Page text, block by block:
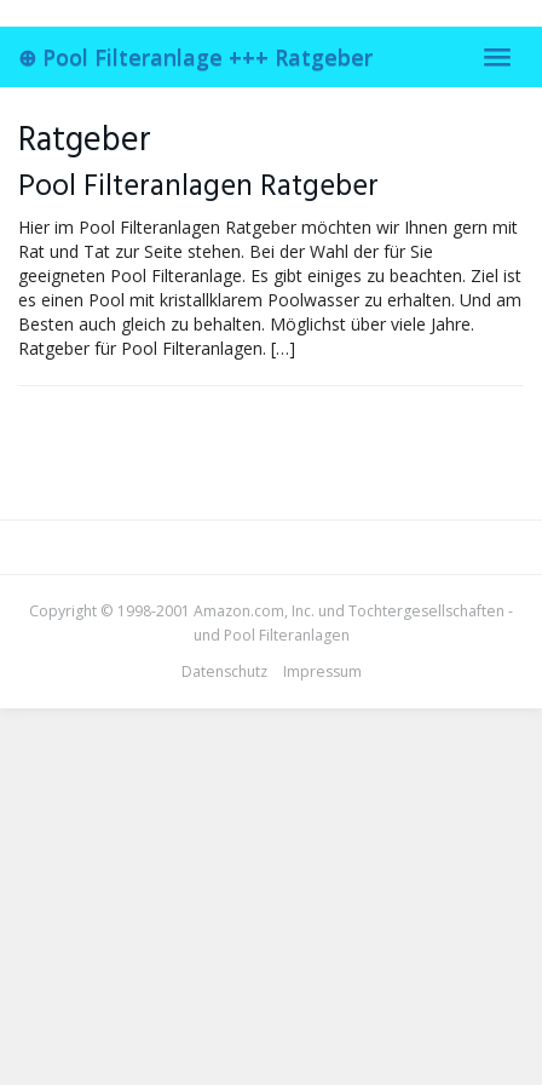
to
main
content
⊕ Pool Filteranlage +++ Ratgeber
Ratgeber
Pool Filteranlagen Ratgeber
Hier im Pool Filteranlagen Ratgeber möchten wir Ihnen gern mit
Rat und Tat zur Seite stehen. Bei der Wahl der für Sie
geeigneten Pool Filteranlage. Es gibt einiges zu beachten. Ziel ist
es einen Pool mit kristallklarem Poolwasser zu erhalten. Und am
Besten auch gleich zu behalten. Möglichst über viele Jahre.
Ratgeber für Pool Filteranlagen. […]
Copyright © 1998-2001 Amazon.com, Inc. und Tochtergesellschaften -
und Pool Filteranlagen
Datenschutz
Impressum